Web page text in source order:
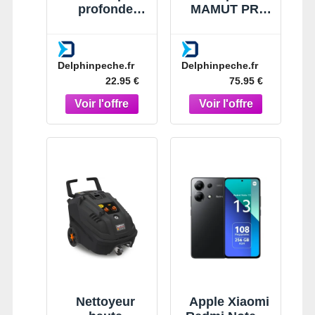
profonde
MAMUT PRO
Aluminium
Delphinpeche.fr
22.95 €
MAMUT PRO
12000 taille
Delphinpeche.fr
75.95 €
Nettoyeur
Apple Xiaomi